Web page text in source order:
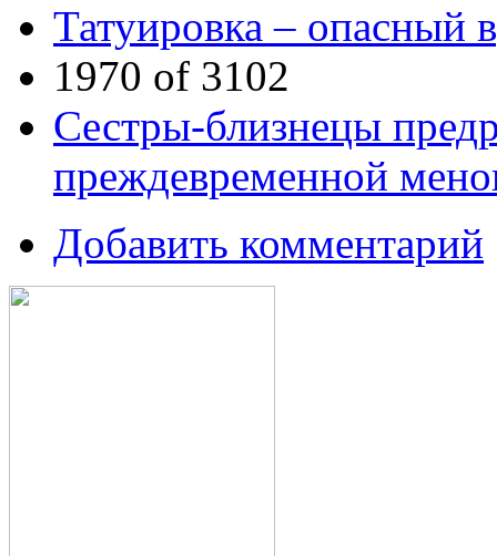
Татуировка – опасный
1970 of 3102
Сестры-близнецы
преждевременной
Добавить комментарий